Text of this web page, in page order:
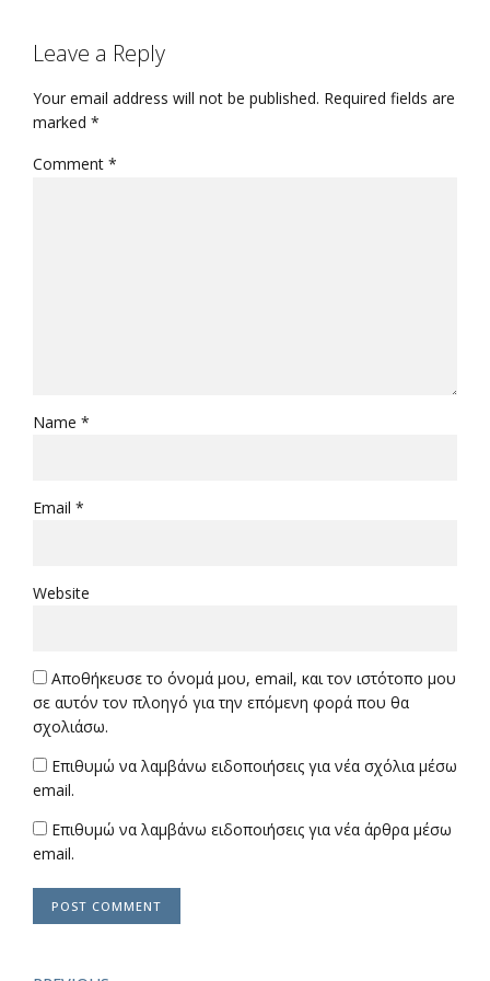
Leave a Reply
Your email address will not be published. Required fields are
marked *
Comment *
Name *
Email *
Website
Αποθήκευσε το όνομά μου, email, και τον ιστότοπο μου
σε αυτόν τον πλοηγό για την επόμενη φορά που θα
σχολιάσω.
Επιθυμώ να λαμβάνω ειδοποιήσεις για νέα σχόλια μέσω
email.
Επιθυμώ να λαμβάνω ειδοποιήσεις για νέα άρθρα μέσω
email.
POST COMMENT